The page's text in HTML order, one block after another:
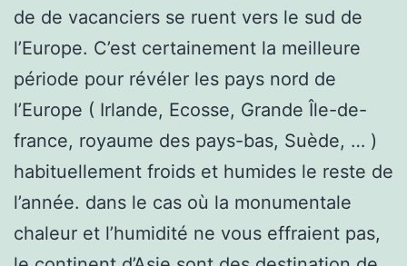
de de vacanciers se ruent vers le sud de
l’Europe. C’est certainement la meilleure
période pour révéler les pays nord de
l’Europe ( Irlande, Ecosse, Grande Île-de-
france, royaume des pays-bas, Suède, … )
habituellement froids et humides le reste de
l’année. dans le cas où la monumentale
chaleur et l’humidité ne vous effraient pas,